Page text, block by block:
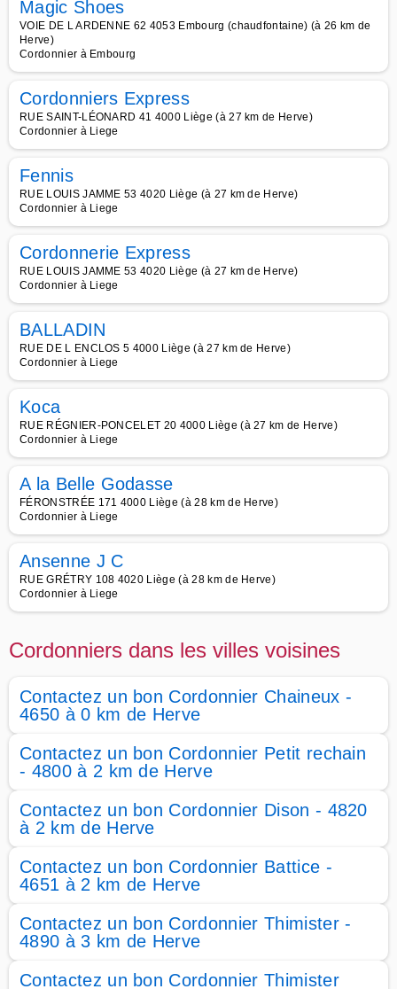
Magic Shoes
VOIE DE L ARDENNE 62 4053 Embourg (chaudfontaine) (à 26 km de
Herve)
Cordonnier à Embourg
Cordonniers Express
RUE SAINT-LÉONARD 41 4000 Liège (à 27 km de Herve)
Cordonnier à Liege
Fennis
RUE LOUIS JAMME 53 4020 Liège (à 27 km de Herve)
Cordonnier à Liege
Cordonnerie Express
RUE LOUIS JAMME 53 4020 Liège (à 27 km de Herve)
Cordonnier à Liege
BALLADIN
RUE DE L ENCLOS 5 4000 Liège (à 27 km de Herve)
Cordonnier à Liege
Koca
RUE RÉGNIER-PONCELET 20 4000 Liège (à 27 km de Herve)
Cordonnier à Liege
A la Belle Godasse
FÉRONSTRÉE 171 4000 Liège (à 28 km de Herve)
Cordonnier à Liege
Ansenne J C
RUE GRÉTRY 108 4020 Liège (à 28 km de Herve)
Cordonnier à Liege
Cordonniers dans les villes voisines
Contactez un bon Cordonnier Chaineux -
4650 à 0 km de Herve
Contactez un bon Cordonnier Petit rechain
- 4800 à 2 km de Herve
Contactez un bon Cordonnier Dison - 4820
à 2 km de Herve
Contactez un bon Cordonnier Battice -
4651 à 2 km de Herve
Contactez un bon Cordonnier Thimister -
4890 à 3 km de Herve
Contactez un bon Cordonnier Thimister